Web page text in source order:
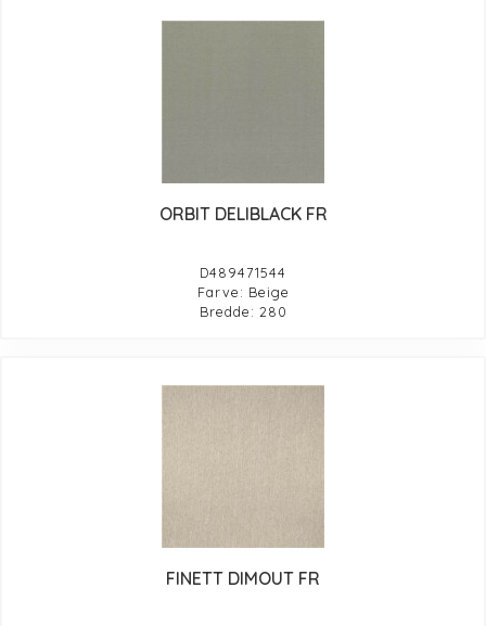
ORBIT DELIBLACK FR
D489471544
Farve: Beige
Bredde: 280
FINETT DIMOUT FR